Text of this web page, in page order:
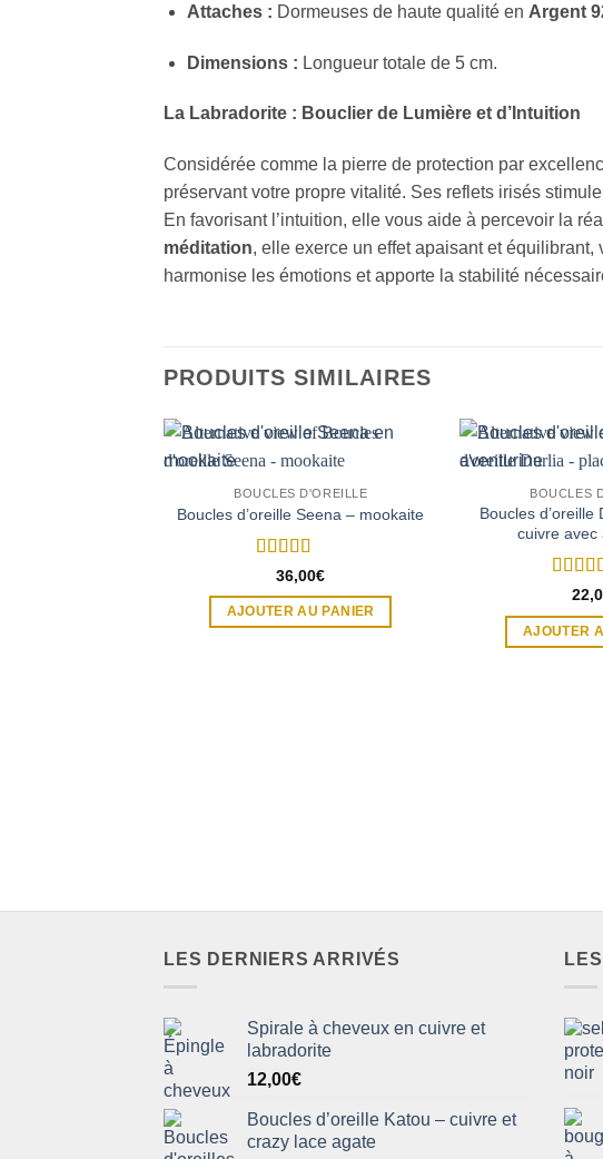
Attaches : Dormeuses de haute qualité en Argent
Dimensions : Longueur totale de 5 cm.
La Labradorite : Bouclier de Lumière et d’Intuition
Considérée comme la pierre de protection par
préservant votre propre vitalité. Ses reflets irisés
En favorisant l’intuition, elle vous aide à percevoir la
méditation, elle exerce un effet apaisant et
harmonise les émotions et apporte la stabilité
PRODUITS SIMILAIRES
BOUCLES D'OREILLE
Boucles d’oreille Seena – mookaite
Note 5sur 5
36,00€
AJOUTER AU PANIER
BOUCLES
Boucles
cuivre avec
Note 5
AJOUTER
LES DERNIERS ARRIVÉS
Spirale à cheveux en cuivre et
labradorite
12,00€
Boucles d’oreille Katou – cuivre et
crazy lace agate